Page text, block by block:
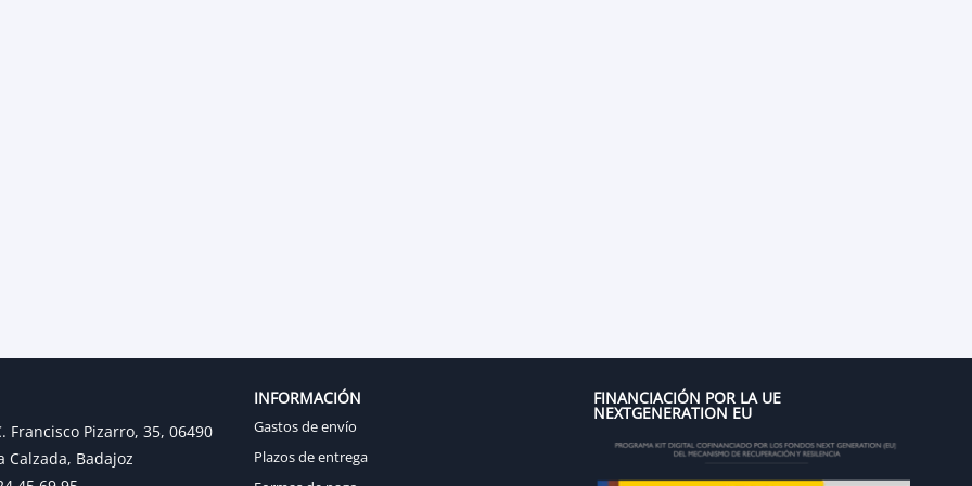
Francisco Pizarro, 35, 06490
Calzada, Badajoz
INFORMACIÓN
Gastos de envío
Plazos de entrega
FINANCIACIÓN POR LA UE
NEXTGENERATION EU